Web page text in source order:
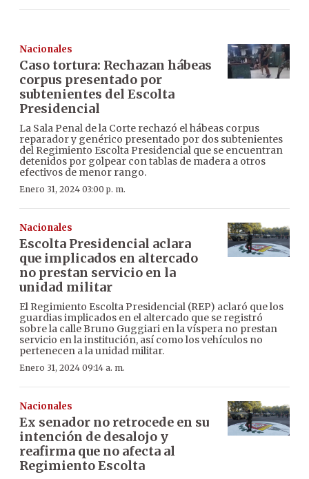
Nacionales
Caso tortura: Rechazan hábeas
corpus presentado por
subtenientes del Escolta
Presidencial
La Sala Penal de la Corte rechazó el hábeas corpus
reparador y genérico presentado por dos subtenientes
del Regimiento Escolta Presidencial que se encuentran
detenidos por golpear con tablas de madera a otros
efectivos de menor rango.
Enero 31, 2024 03:00 p. m.
Nacionales
Escolta Presidencial aclara
que implicados en altercado
no prestan servicio en la
unidad militar
El Regimiento Escolta Presidencial (REP) aclaró que los
guardias implicados en el altercado que se registró
sobre la calle Bruno Guggiari en la víspera no prestan
servicio en la institución, así como los vehículos no
pertenecen a la unidad militar.
Enero 31, 2024 09:14 a. m.
Nacionales
Ex senador no retrocede en su
intención de desalojo y
reafirma que no afecta al
Regimiento Escolta